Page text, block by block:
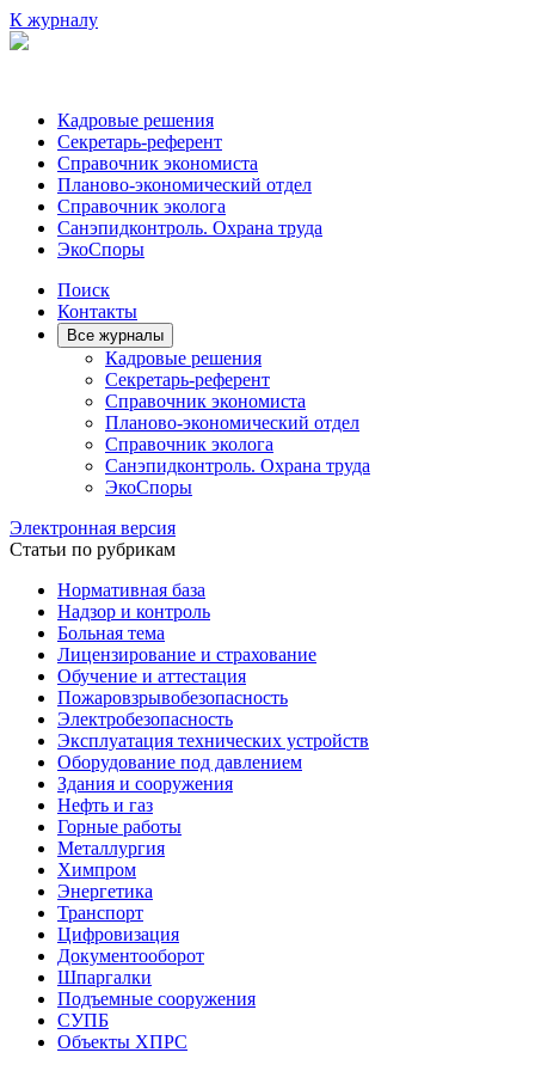
К журналу
Кадровые решения
Секретарь-референт
Справочник экономиста
Планово-экономический отдел
Справочник эколога
Санэпидконтроль. Охрана труда
ЭкоСпоры
Поиск
Контакты
Все журналы
Кадровые решения
Секретарь-референт
Справочник экономиста
Планово-экономический отдел
Справочник эколога
Санэпидконтроль. Охрана труда
ЭкоСпоры
Электронная версия
Статьи по рубрикам
Нормативная база
Надзор и контроль
Больная тема
Лицензирование и страхование
Обучение и аттестация
Пожаровзрывобезопасность
Электробезопасность
Эксплуатация технических устройств
Оборудование под давлением
Здания и сооружения
Нефть и газ
Горные работы
Металлургия
Химпром
Энергетика
Транспорт
Цифровизация
Документооборот
Шпаргалки
Подъемные сооружения
СУПБ
Объекты ХПРС